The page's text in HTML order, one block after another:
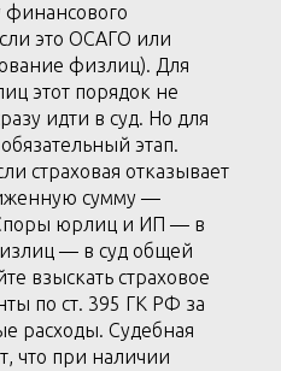
финансового
это ОСАГО или
физлиц). Для
этот порядок не
идти в суд. Но для
этап.
страховая отказывает
сумму —
юрлиц и ИП — в
— в суд общей
взыскать страховое
по ст. 395 ГК РФ за
расходы. Судебная
что при наличии